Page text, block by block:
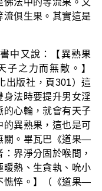
俱生果。其實這是
中又說：【異熟果
子之力而無敵。】
出版社，頁301）這
法時要提升男女淫
的心輪，就會有天子
的異熟果，這也是可
關。畢瓦巴《道果—
界淨分固於喉間，
暖熱、生貪執、吮小
憔悴。】（《道果—